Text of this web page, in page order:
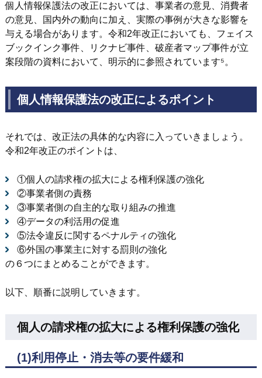
個人情報保護法の改正においては、事業者の意見、消費者
の意見、国内外の動向に加え、実際の事例が大きな影響を
与える場合があります。令和2年改正においても、フェイス
ブックインク事件、リクナビ事件、破産者マップ事件が立
案段階の資料において、明示的に参照されています⁵。
個人情報保護法の改正によるポイント
それでは、改正法の具体的な内容に入っていきましょう。
令和2年改正のポイントは、
①個人の請求権の拡大による権利保護の強化
②事業者側の責務
③事業者側の自主的な取り組みの推進
④データの利活用の促進
⑤法令違反に関するペナルティの強化
⑥外国の事業主に対する罰則の強化
の６つにまとめることができます。
以下、順番に説明していきます。
個人の請求権の拡大による権利保護の強化
(1)利用停止・消去等の要件緩和